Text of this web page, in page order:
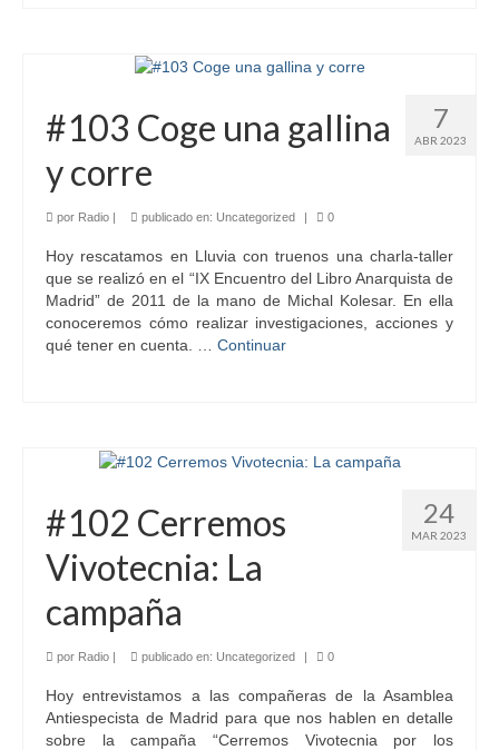
7
ABR 2023
#103 Coge una gallina
y corre
por Radio publicado en: Uncategorized 0
Hoy rescatamos en Lluvia con truenos una charla-taller
que se realizó en el “IX Encuentro del Libro Anarquista de
Madrid” de 2011 de la mano de Michal Kolesar. En ella
conoceremos cómo realizar investigaciones, acciones y
qué tener en cuenta. … Continuar
24
MAR 2023
#102 Cerremos
Vivotecnia: La
campaña
por Radio | publicado en: Uncategorized | 0
Hoy entrevistamos a las compañeras de la Asamblea
Antiespecista de Madrid para que nos hablen en detalle
sobre la campaña “Cerremos Vivotecnia por los